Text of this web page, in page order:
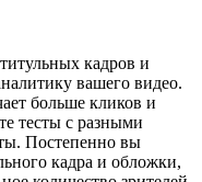
кадров и
вашего видео.
больше кликов и
тесты с разными
Постепенно вы
кадра и обложки,